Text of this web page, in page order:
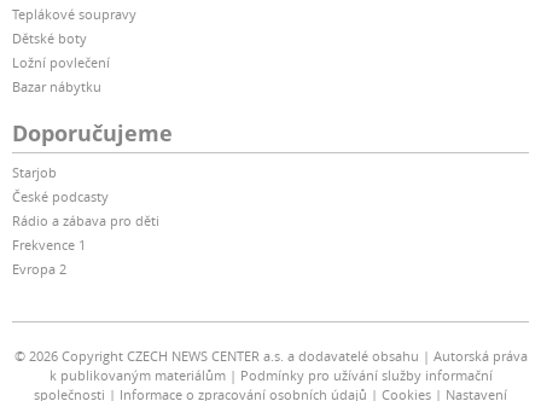
Teplákové soupravy
Dětské boty
Ložní povlečení
Bazar nábytku
Doporučujeme
Starjob
České podcasty
Rádio a zábava pro děti
Frekvence 1
Evropa 2
© 2026 Copyright CZECH NEWS CENTER a.s. a dodavatelé obsahu
Autorská práva
k publikovaným materiálům
Podmínky pro užívání služby informační
společnosti
Informace o zpracování osobních údajů Cookies Nastavení